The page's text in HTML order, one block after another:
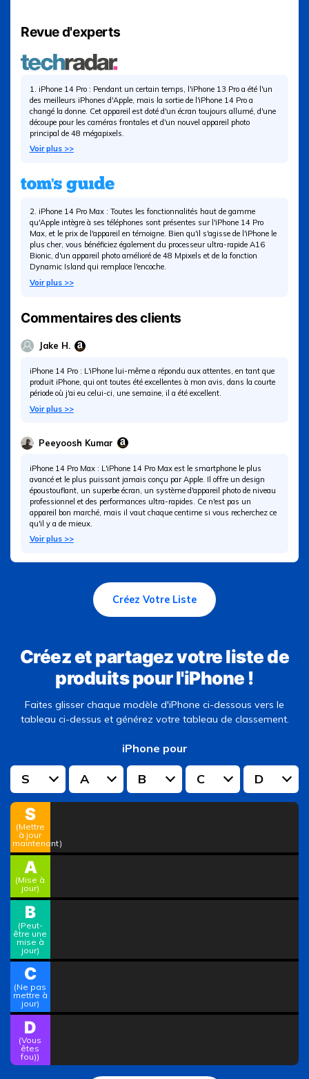
Revue d'experts
1. iPhone 14 Pro : Pendant un certain temps, l'iPhone 13 Pro a été l'un
des meilleurs iPhones d'Apple, mais la sortie de l'iPhone 14 Pro a
changé la donne. Cet appareil est doté d'un écran toujours allumé, d'une
découpe pour les caméras frontales et d'un nouvel appareil photo
principal de 48 mégapixels.
Voir plus >>
2. iPhone 14 Pro Max : Toutes les fonctionnalités haut de gamme
qu'Apple intègre à ses téléphones sont présentes sur l'iPhone 14 Pro
Max, et le prix de l'appareil en témoigne. Bien qu'il s'agisse de l'iPhone le
plus cher, vous bénéficiez également du processeur ultra-rapide A16
Bionic, d'un appareil photo amélioré de 48 Mpixels et de la fonction
Dynamic Island qui remplace l'encoche.
Voir plus >>
Commentaires des clients
Jake H.
iPhone 14 Pro : L'iPhone lui-même a répondu aux attentes, en tant que
produit iPhone, qui ont toutes été excellentes à mon avis, dans la courte
période où j'ai eu celui-ci, une semaine, il a été excellent.
Voir plus >>
Peeyoosh Kumar
iPhone 14 Pro Max : L'iPhone 14 Pro Max est le smartphone le plus
avancé et le plus puissant jamais conçu par Apple. Il offre un design
époustouflant, un superbe écran, un système d'appareil photo de niveau
professionnel et des performances ultra-rapides. Ce n'est pas un
appareil bon marché, mais il vaut chaque centime si vous recherchez ce
qu'il y a de mieux.
Voir plus >>
Créez Votre Liste
Créez et partagez votre liste de
produits pour l'iPhone !
Faites glisser chaque modèle d'iPhone ci-dessous vers le
tableau ci-dessus et générez votre tableau de classement.
iPhone pour
S A B C D
S
(Mettre
à jour
maintenant)
A
(Mise à
jour)
B
(Peut-
être une
mise à
jour)
C
(Ne pas
mettre à
jour)
D
(Vous
êtes
fou))